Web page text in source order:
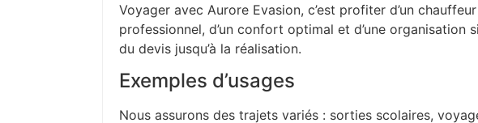
Voyager avec Aurore Evasion, c’est profiter d’un chauffeur
professionnel, d’un confort optimal et d’une organisation
du devis jusqu’à la réalisation.
Exemples d’usages
Nous assurons des trajets variés : sorties scolaires,